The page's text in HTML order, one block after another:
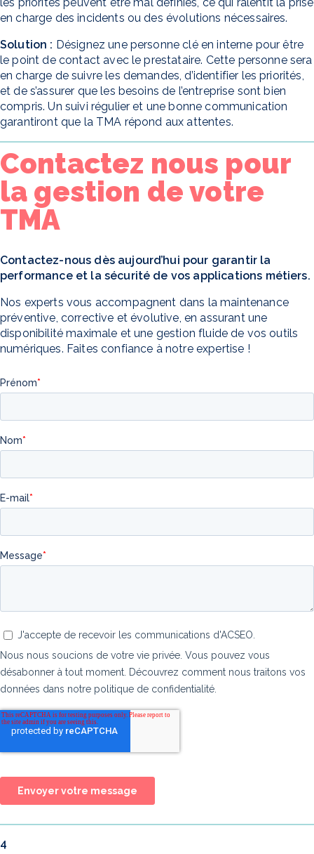
en charge des incidents ou des évolutions nécessaires.
Solution : Désignez une personne clé en interne pour être
le point de contact avec le prestataire. Cette personne sera
en charge de suivre les demandes, d’identifier les priorités,
et de s’assurer que les besoins de l’entreprise sont bien
compris. Un suivi régulier et une bonne communication
garantiront que la TMA répond aux attentes.
Contactez nous pour
la gestion de votre
TMA
Contactez-nous dès aujourd’hui pour garantir la
performance et la sécurité de vos applications métiers.
Nos experts vous accompagnent dans la maintenance
préventive, corrective et évolutive, en assurant une
disponibilité maximale et une gestion fluide de vos outils
numériques. Faites confiance à notre expertise !
4